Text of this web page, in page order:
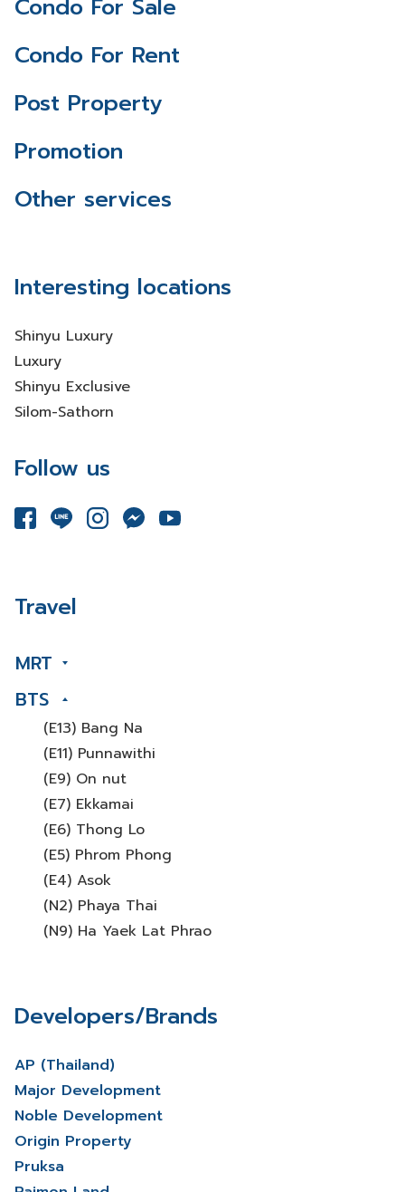
Condo For Sale
Condo For Rent
Post Property
Promotion
Other services
Interesting locations
Shinyu Luxury
Luxury
Shinyu Exclusive
Silom-Sathorn
Follow us
Travel
MRT
BTS
(E13) Bang Na
(E11) Punnawithi
(E9) On nut
(E7) Ekkamai
(E6) Thong Lo
(E5) Phrom Phong
(E4) Asok
(N2) Phaya Thai
(N9) Ha Yaek Lat Phrao
Developers/Brands
AP (Thailand)
Major Development
Noble Development
Origin Property
Pruksa